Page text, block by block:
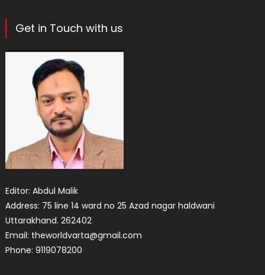
Get in Touch with us
Editor: Abdul Malik
Address: 75 line 14 ward no 25 Azad nagar haldwani
Uttarakhand. 262402
Email: theworldvarta@gmail.com
Phone: 9119078200